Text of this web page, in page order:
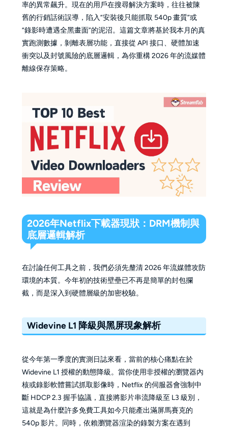
率的異常飆升。現在的用戶在搜尋解決方案時，往往被陳
舊的行銷話術誤導，陷入“安裝後只能抓取 540p 畫質”或
“錄影時遭遇全黑畫面”的泥沼。這篇文章將基於我本月的真
實跑測數據，剝離表層功能，直接從 API 接口、硬體加速
衝突以及封號風險的底層邏輯，為你重構 2026 年的流媒體
離線保存策略。
2026年Netflix下載器現狀：DRM機制與
底層邏輯解析
在討論任何工具之前，我們必須先釐清 2026 年流媒體攻防
環境的本質。今年初的技術壁壘已不再是簡單的封包攔
截，而是深入到硬體層級的加密校驗。
Widevine L1 降級與黑屏現象解析
從今年第一季度的實測日誌來看，當前的核心痛點在於
Widevine L1 授權的動態降級。當你使用非授權的瀏覽器內
核或錄影軟體嘗試抓取影像時，Netflix 的伺服器會強制中
斷 HDCP 2.3 握手協議，直接將影片串流降級至 L3 級別，
這就是為什麼許多免費工具如今只能產出滿屏馬賽克的
540p 影片。同時，依賴瀏覽器渲染的錄製方案在遇到